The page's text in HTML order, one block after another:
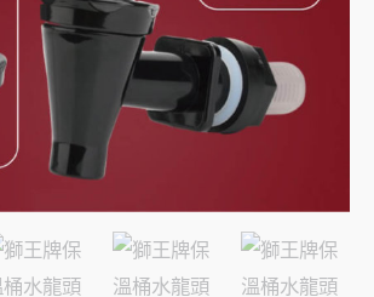
到
NT$150